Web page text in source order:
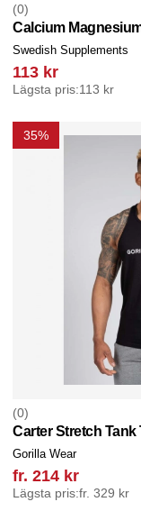
0
Calcium
Swedish Supplements
113 kr
Lägsta pris:113 kr
35%
0
Carter Stretch Tank
Gorilla Wear
fr. 214 kr
Lägsta pris:fr. 329 kr